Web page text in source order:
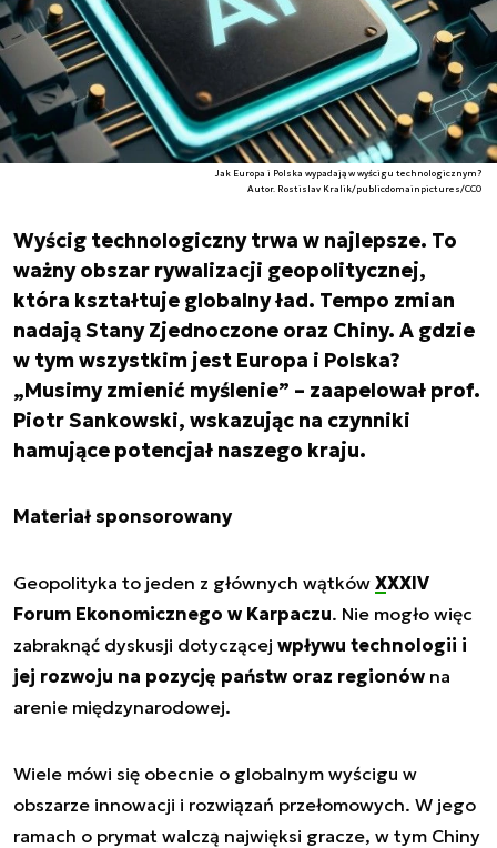
Jak Europa i Polska wypadają w wyścigu technologicznym?
Autor. Rostislav Kralik/publicdomainpictures/CC0
Wyścig technologiczny trwa w najlepsze. To
ważny obszar rywalizacji geopolitycznej,
która kształtuje globalny ład. Tempo zmian
nadają Stany Zjednoczone oraz Chiny. A gdzie
w tym wszystkim jest Europa i Polska?
„Musimy zmienić myślenie” – zaapelował prof.
Piotr Sankowski, wskazując na czynniki
hamujące potencjał naszego kraju.
Materiał sponsorowany
Geopolityka to jeden z głównych wątków XXXIV
Forum Ekonomicznego w Karpaczu. Nie mogło więc
zabraknąć dyskusji dotyczącej wpływu technologii i
jej rozwoju na pozycję państw oraz regionów na
arenie międzynarodowej.
Wiele mówi się obecnie o globalnym wyścigu w
obszarze innowacji i rozwiązań przełomowych. W jego
ramach o prymat walczą najwięksi gracze, w tym Chiny